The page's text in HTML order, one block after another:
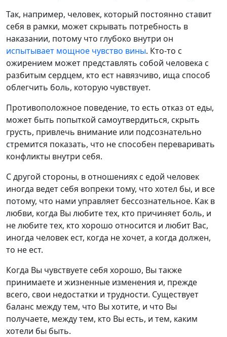
Так, например, человек, который постоянно ставит
себя в рамки, может скрывать потребность в
наказании, потому что глубоко внутри он
испытывает мощное чувство вины. Кто-то с
ожирением может представлять собой человека с
разбитым сердцем, кто ест навязчиво, ища способ
облегчить боль, которую чувствует.
Противоположное поведение, то есть отказ от еды,
может быть попыткой самоутвердиться, скрыть
грусть, привлечь внимание или подсознательно
стремится показать, что не способен переваривать
конфликты внутри себя.
С другой стороны, в отношениях с едой человек
иногда ведет себя вопреки тому, что хотел бы, и все
потому, что нами управляет бессознательное. Как в
любви, когда Вы любите тех, кто причиняет боль, и
не любите тех, кто хорошо относится и любит Вас,
иногда человек ест, когда не хочет, а когда должен,
то не ест.
Когда Вы чувствуете себя хорошо, Вы также
принимаете и жизненные изменения и, прежде
всего, свои недостатки и трудности. Существует
баланс между тем, что Вы хотите, и что Вы
получаете, между тем, кто Вы есть, и тем, каким
хотели бы быть.